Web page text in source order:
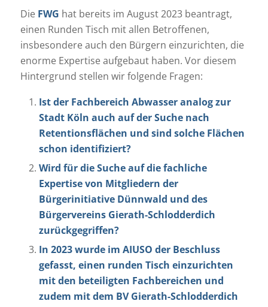
Die FWG hat bereits im August 2023 beantragt,
einen Runden Tisch mit allen Betroffenen,
insbesondere auch den Bürgern einzurichten, die
enorme Expertise aufgebaut haben. Vor diesem
Hintergrund stellen wir folgende Fragen:
Ist der Fachbereich Abwasser analog zur
Stadt Köln auch auf der Suche nach
Retentionsflächen und sind solche Flächen
schon identifiziert?
Wird für die Suche auf die fachliche
Expertise von Mitgliedern der
Bürgerinitiative Dünnwald und des
Bürgervereins Gierath-Schlodderdich
zurückgegriffen?
In 2023 wurde im AIUSO der Beschluss
gefasst, einen runden Tisch einzurichten
mit den beteiligten Fachbereichen und
zudem mit dem BV Gierath-Schlodderdich